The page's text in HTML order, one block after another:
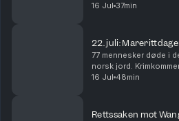
Erling Thømt Ruud går
16 Jul 37min
22. juli:
77 mennesker døde i
norsk jord.
Erling Thømt Ruud går
16 Jul 48min
Rettssaken mot